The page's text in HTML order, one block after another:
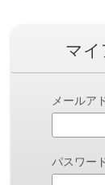
マ
メールア
パスワー